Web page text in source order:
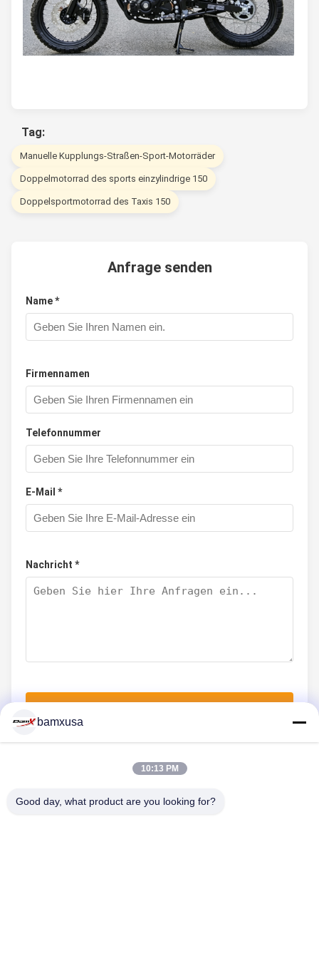
Tag:
Manuelle Kupplungs-Straßen-Sport-Motorräder
Doppelmotorrad des sports einzylindrige 150
Doppelsportmotorrad des Taxis 150
Anfrage senden
Name *
Firmennamen
Telefonnummer
E-Mail *
Nachricht *
bamxusa
10:13 PM
Good day, what product are you looking for?